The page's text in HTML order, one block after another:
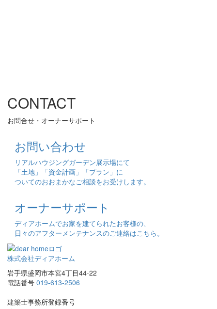
CONTACT
お問合せ・オーナーサポート
お問い合わせ
リアルハウジングガーデン展示場にて
「土地」「資金計画」「プラン」に
ついてのおおまかなご相談をお受けします。
オーナーサポート
ディアホームでお家を建てられたお客様の、
日々のアフターメンテナンスのご連絡はこちら。
株式会社ディアホーム
岩手県盛岡市本宮4丁目44-22
電話番号 019-613-2506
建築士事務所登録番号